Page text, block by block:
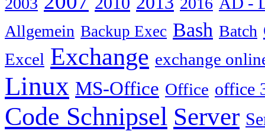
Allgemein Backup Exec Bash Batch
Excel Exchange exchange
Linux MS-Office Office office
Code Schnipsel Server